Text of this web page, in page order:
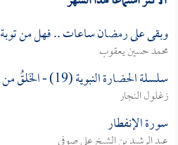
وبقى على رمضان ساعات .. فهل من توبة
محمد حسين يعقوب
سلسلة الحضارة النبوية (19) - الخَلقُ من الرزق
زغلول النجار
سورة الإنفطار